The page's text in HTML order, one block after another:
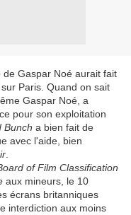
de Gaspar Noé aurait fait
Paris. Quand on sait
Gaspar Noé, a
pour son exploitation
Bunch a bien fait de
avec l'aide, bien
of Film Classification
aux mineurs, le 10
écrans britanniques
interdiction aux moins